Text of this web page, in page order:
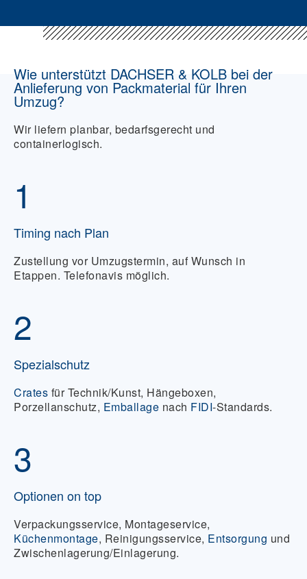
Wie unterstützt DACHSER & KOLB bei der
Anlieferung von Packmaterial für Ihren
Umzug?
Wir liefern planbar, bedarfsgerecht und
containerlogisch.
1
Timing nach Plan
Zustellung vor Umzugstermin, auf Wunsch in
Etappen. Telefonavis möglich.
2
Spezialschutz
Crates für Technik/Kunst, Hängeboxen,
Porzellanschutz, Emballage nach FIDI-Standards.
3
Optionen on top
Verpackungsservice, Montageservice,
Küchenmontage, Reinigungsservice, Entsorgung und
Zwischenlagerung/Einlagerung.